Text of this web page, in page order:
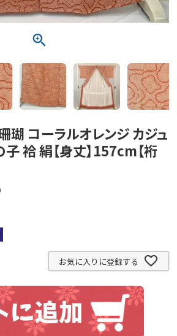
瑚 コーラルオレンジ カジュ
袷 絹【身丈】157cm【裄
お気に入りに登録する